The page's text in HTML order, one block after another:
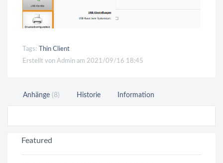
Tags:
Thin Client
Erstellt von Admin am 2021/09/16 18:45
Anhänge (8) Historie Information
Featured